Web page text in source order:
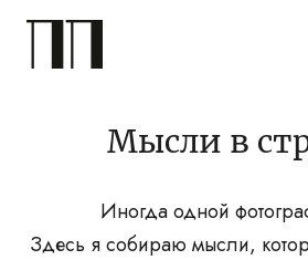
Мысли в
Иногда одной
Здесь я собираю мысли,